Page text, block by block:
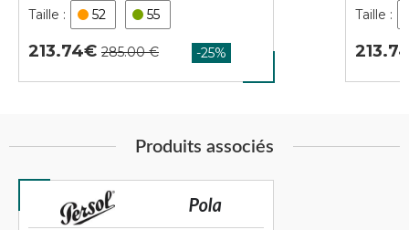
52 55
213.74
Produits associés